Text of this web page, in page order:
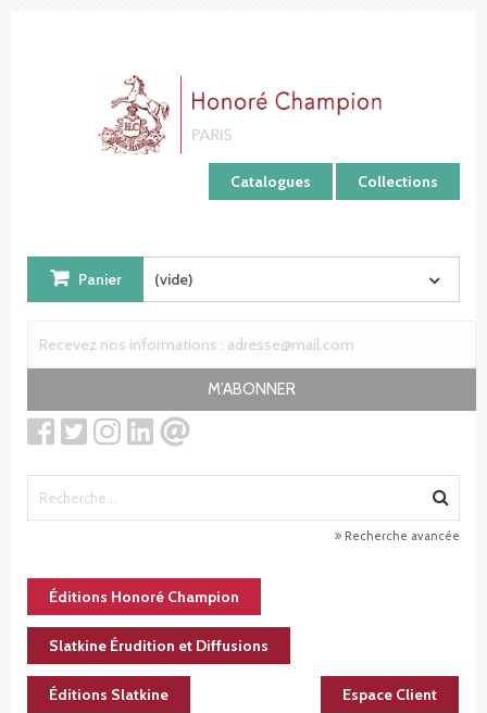
Catalogues Collections
Panier (vide)
M'ABONNER
Recherche avancée
Éditions Honoré Champion
Slatkine Érudition et Diffusions
Éditions Slatkine Espace Client